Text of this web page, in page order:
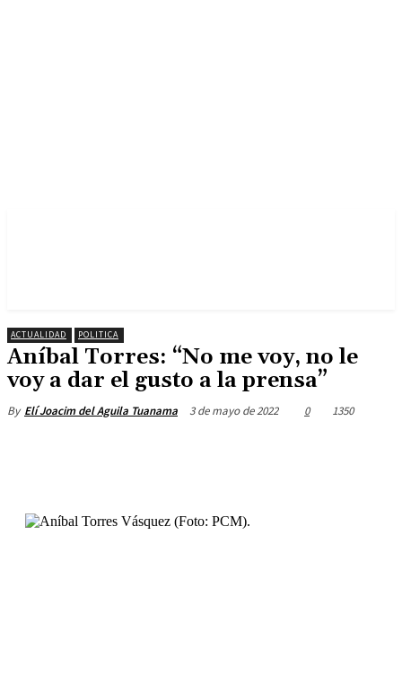
ACTUALIDAD POLITICA
Aníbal Torres: “No me voy, no le
voy a dar el gusto a la prensa”
By Elí Joacim del Aguila Tuanama 3 de mayo de 2022 0 1350